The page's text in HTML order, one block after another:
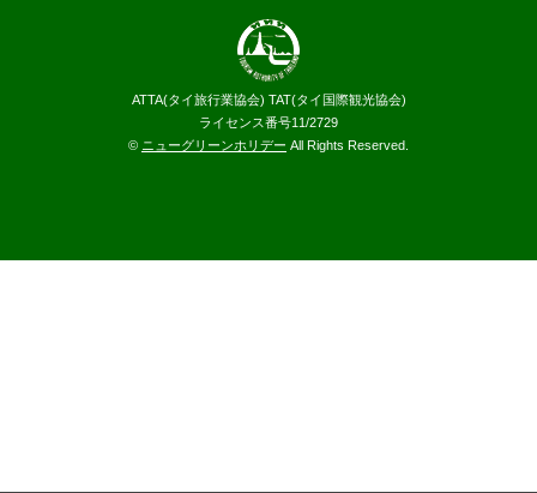
ATTA(タイ旅行業協会) TAT(タイ国際観光協会)
ライセンス番号11/2729
© ニューグリーンホリデー All Rights Reserved.